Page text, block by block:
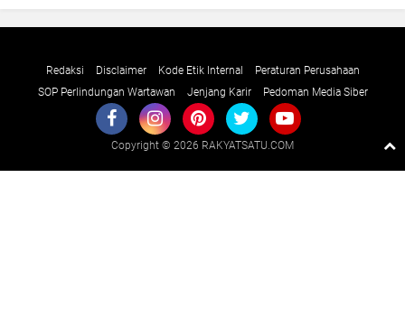
Redaksi Disclaimer Kode Etik Internal
Peraturan Perusahaan
SOP Perlindungan Wartawan
Jenjang Karir Pedoman Media Siber
Copyright © 2026 RAKYATSATU.COM
Raushan